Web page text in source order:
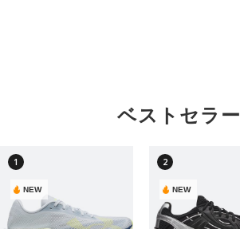
ベストセラー
1
NEW
2
NEW